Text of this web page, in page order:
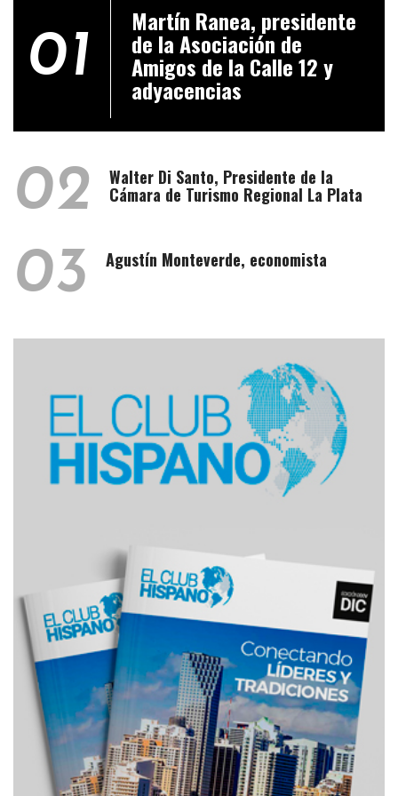
01
Martín Ranea, presidente
de la Asociación de
Amigos de la Calle 12 y
adyacencias
02 Walter Di Santo, Presidente de la
Cámara de Turismo Regional La Plata
03 Agustín Monteverde, economista